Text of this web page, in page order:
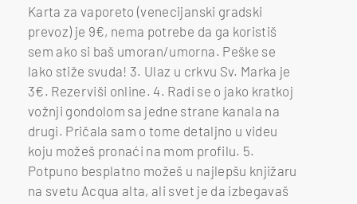
Karta za vaporeto (venecijanski gradski
prevoz) je 9€, nema potrebe da ga koristiš
sem ako si baš umoran/umorna. Peške se
lako stiže svuda! 3. Ulaz u crkvu Sv. Marka je
3€. Rezerviši online. 4. Radi se o jako kratkoj
vožnji gondolom sa jedne strane kanala na
drugi. Pričala sam o tome detaljno u videu
koju možeš pronaći na mom profilu. 5.
Potpuno besplatno možeš u najlepšu knjižaru
na svetu Acqua alta, ali svet je da izbegavaš